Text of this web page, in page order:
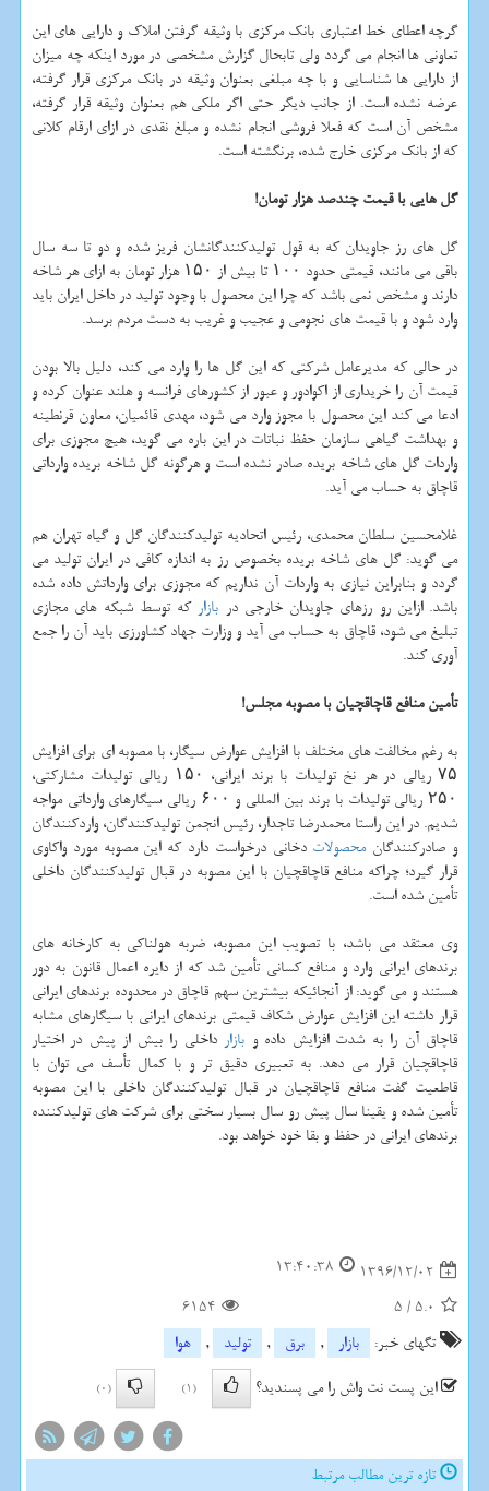
گرچه اعطای خط اعتباری بانك مركزی با وثیقه گرفتن املاك و دارایی های این
تعاونی ها انجام می گردد ولی تابحال گزارش مشخصی در مورد اینكه چه میزان
از دارایی ها شناسایی و با چه مبلغی بعنوان وثیقه در بانك مركزی قرار گرفته،
عرضه نشده است. از جانب دیگر حتی اگر ملكی هم بعنوان وثیقه قرار گرفته،
مشخص آن است كه فعلا فروشی انجام نشده و مبلغ نقدی در ازای ارقام كلانی
كه از بانك مركزی خارج شده، برنگشته است.
گل هایی با قیمت چندصد هزار تومان!
گل های رز جاویدان كه به قول تولیدكنندگانشان فریز شده و دو تا سه سال
باقی می مانند، قیمتی حدود ۱۰۰ تا بیش از ۱۵۰ هزار تومان به ازای هر شاخه
دارند و مشخص نمی باشد كه چرا این محصول با وجود تولید در داخل ایران باید
وارد شود و با قیمت های نجومی و عجیب و غریب به دست مردم برسد.
در حالی كه مدیرعامل شركتی كه این گل ها را وارد می كند، دلیل بالا بودن
قیمت آن را خریداری از اكوادور و عبور از كشورهای فرانسه و هلند عنوان كرده و
ادعا می كند این محصول با مجوز وارد می شود، مهدی قائمیان، معاون قرنطینه
و بهداشت گیاهی سازمان حفظ نباتات در این باره می گوید، هیچ مجوزی برای
واردات گل های شاخه بریده صادر نشده است و هرگونه گل شاخه بریده وارداتی
قاچاق به حساب می آید.
غلامحسین سلطان محمدی، رئیس اتحادیه تولیدكنندگان گل و گیاه تهران هم
می گوید: گل های شاخه بریده بخصوص رز به اندازه كافی در ایران تولید می
گردد و بنابراین نیازی به واردات آن نداریم كه مجوزی برای وارداتش داده شده
باشد. ازاین رو رزهای جاویدان خارجی در بازار كه توسط شبكه های مجازی
تبلیغ می شود، قاچاق به حساب می آید و وزارت جهاد كشاورزی باید آن را جمع
آوری كند.
تأمین منافع قاچاقچیان با مصوبه مجلس!
به رغم مخالفت های مختلف با افزایش عوارض سیگار، با مصوبه ای برای افزایش
۷۵ ریالی در هر نخ تولیدات با برند ایرانی، ۱۵۰ ریالی تولیدات مشاركتی،
۲۵۰ ریالی تولیدات با برند بین المللی و ۶۰۰ ریالی سیگارهای وارداتی مواجه
شدیم. در این راستا محمدرضا تاجدار، رئیس انجمن تولیدكنندگان، واردكنندگان
و صادركنندگانمحصولات دخانی درخواست دارد كه این مصوبه مورد واكاوی
قرار گیرد؛ چراكه منافع قاچاقچیان با این مصوبه در قبال تولیدكنندگان داخلی
تأمین شده است.
وی معتقد می باشد، با تصویب این مصوبه، ضربه هولناكی به كارخانه های
برندهای ایرانی وارد و منافع كسانی تأمین شد كه از دایره اعمال قانون به دور
هستند و می گوید: از آنجائیكه بیشترین سهم قاچاق در محدوده برندهای ایرانی
قرار داشته این افزایش عوارض شكاف قیمتی برندهای ایرانی با سیگارهای مشابه
قاچاق آن را به شدت افزایش داده و بازار داخلی را بیش از پیش در اختیار
قاچاقچیان قرار می دهد. به تعبیری دقیق تر و با كمال تأسف می توان با
قاطعیت گفت منافع قاچاقچیان در قبال تولیدكنندگان داخلی با این مصوبه
تأمین شده و یقینا سال پیش رو سال بسیار سختی برای شركت های تولیدكننده
برندهای ایرانی در حفظ و بقا خود خواهد بود.
1396/12/02
13:40:38
5.0
/
5
6154
تگهای خبر:
بازار , برق , تولید ,
هوا
این پست نت واش را می پسندید؟
(1)
(0)
تازه ترین مطالب مرتبط